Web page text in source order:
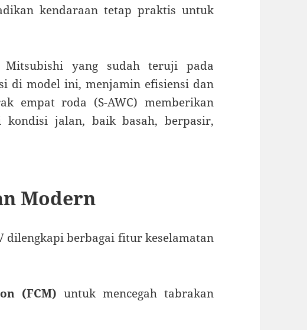
kendaraan tetap praktis untuk
Mitsubishi yang sudah teruji pada
di model ini, menjamin efisiensi dan
empat roda (S-AWC) memberikan
jalan, baik basah, berpasir,
Modern
dilengkapi berbagai fitur keselamatan
(FCM) untuk mencegah tabrakan